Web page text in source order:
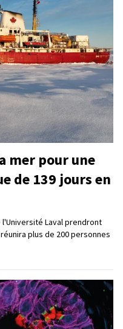
mer pour une
de 139 jours en
Laval prendront
plus de 200 personnes